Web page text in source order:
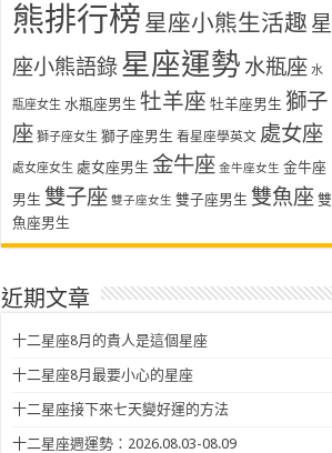
熊排行榜 星座小熊生活趣 星
座小熊語錄星座運勢 水瓶座 水
瓶座女生 水瓶座男生 牡羊座 牡羊座男生 獅子
座 獅子座女生 獅子座男生 看星座學英文 處女座
處女座女生 處女座男生 金牛座 金牛座女生 金牛座
男生 雙子座 雙子座女生 雙子座男生 雙魚座 雙
魚座男生
近期文章
十二星座8月的貴人是這個星座
十二星座8月最要小心的星座
十二星座接下來七天變好運的方法
十二星座週運勢：2026.08.03-08.09